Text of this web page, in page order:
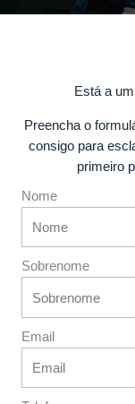
Está a
Preencha o
consigo para
primeiro
Nome
Sobrenome
Email